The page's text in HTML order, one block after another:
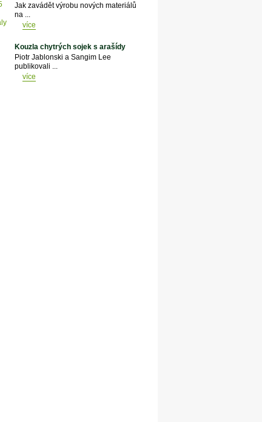
Jak zavádět výrobu nových materiálů
na ...
více
Kouzla chytrých sojek s arašídy
Piotr Jablonski a Sangim Lee
publikovali ...
více